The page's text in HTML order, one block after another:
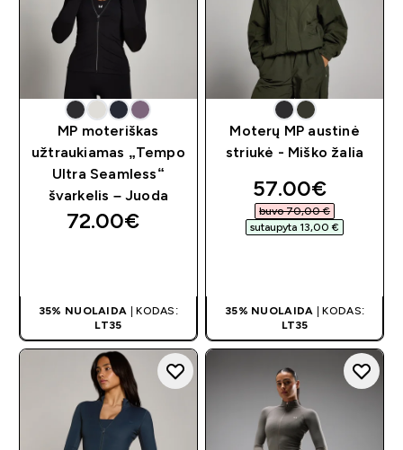
MP moteriškas
užtraukiamas „Tempo
Ultra Seamless“
švarkelis – Juoda
72.00€‎
35% NUOLAIDA | KODAS:
LT35
Moterų MP austinė
striukė - Miško žalia
discounted
57.00€‎
buvo 70,00 €‎
sutaupyta 13,00 €‎
35% NUOLAIDA | KODAS:
LT35